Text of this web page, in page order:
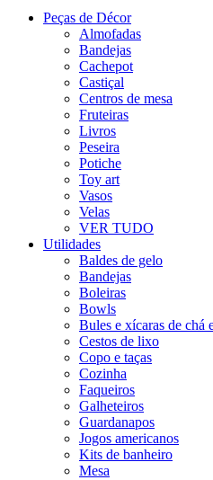
Peças de Décor
Almofadas
Bandejas
Cachepot
Castiçal
Centros de mesa
Fruteiras
Livros
Peseira
Potiche
Toy art
Vasos
Velas
VER TUDO
Utilidades
Baldes de gelo
Bandejas
Boleiras
Bowls
Bules e xícaras de chá
Cestos de lixo
Copo e taças
Cozinha
Faqueiros
Galheteiros
Guardanapos
Jogos americanos
Kits de banheiro
Mesa